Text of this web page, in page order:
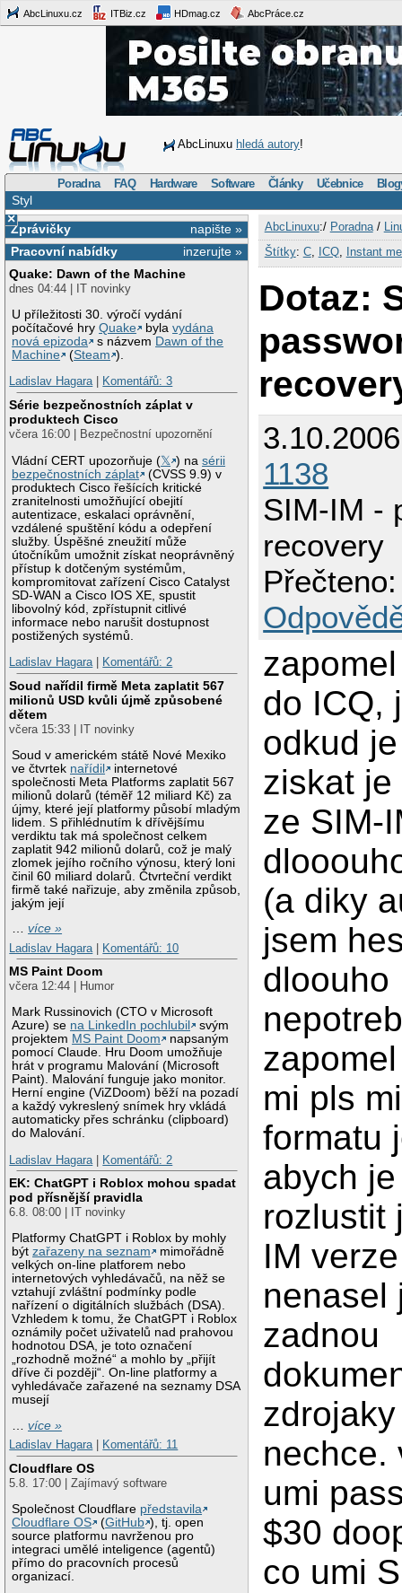
AbcLinuxu.cz ITBiz.cz HDmag.cz AbcPráce.cz
AbcLinuxu hledá autory!
Poradna FAQ Hardware Software Články Učebnice
Styl
×
napište »
Zprávičky
inzerujte »
Pracovní nabídky
Quake: Dawn of the Machine
dnes 04:44 | IT novinky
U příležitosti 30. výročí vydání
počítačové hryQuake bylavydána
nová epizoda
s názvem Dawn of the
Machine
(Steam ).
Ladislav Hagara| Komentářů: 3
Série bezpečnostních záplat v
produktech Cisco
včera 16:00 | Bezpečnostní upozornění
Vládní CERT upozorňuje (𝕏 ) nasérii
bezpečnostních záplat
(CVSS 9.9) v
produktech Cisco řešících kritické
zranitelnosti umožňující obejití
autentizace, eskalaci oprávnění,
vzdálené spuštění kódu a odepření
služby. Úspěšné zneužití může
útočníkům umožnit získat neoprávněný
přístup k dotčeným systémům,
kompromitovat zařízení Cisco Catalyst
SD-WAN a Cisco IOS XE, spustit
libovolný kód, zpřístupnit citlivé
informace nebo narušit dostupnost
postižených systémů.
Ladislav Hagara| Komentářů: 2
Soud nařídil firmě Meta zaplatit 567
milionů USD kvůli újmě způsobené
dětem
včera 15:33 | IT novinky
Soud v americkém státě Nové Mexiko
ve čtvrtek nařídil
internetové
společnosti Meta Platforms zaplatit 567
milionů dolarů (téměř 12 miliard Kč) za
újmy, které její platformy působí mladým
lidem. S přihlédnutím k dřívějšímu
verdiktu tak má společnost celkem
zaplatit 942 milionů dolarů, což je malý
zlomek jejího ročního výnosu, který loni
činil 60 miliard dolarů. Čtvrteční verdikt
firmě také nařizuje, aby změnila způsob,
jakým její
…více »
Ladislav Hagara
Komentářů: 10
MS Paint Doom
včera 12:44 | Humor
Mark Russinovich (CTO v Microsoft
Azure) se na LinkedIn pochlubil
svým
projektem MS Paint Doom
napsaným
pomocí Claude. Hru Doom umožňuje
hrát v programu Malování (Microsoft
Paint). Malování funguje jako monitor.
Herní engine (ViZDoom) běží na pozadí
a každý vykreslený snímek hry vkládá
automaticky přes schránku (clipboard)
do Malování.
Ladislav Hagara
Komentářů: 2
EK: ChatGPT i Roblox mohou spadat
pod přísnější pravidla
6.8. 08:00 | IT novinky
Platformy ChatGPT i Roblox by mohly
býtzařazeny na seznam
mimořádně
velkých on-line platforem nebo
internetových vyhledávačů, na něž se
vztahují zvláštní podmínky podle
nařízení o digitálních službách (DSA).
Vzhledem k tomu, že ChatGPT i Roblox
oznámily počet uživatelů nad prahovou
hodnotou DSA, je toto označení
„rozhodně možné“ a mohlo by „přijít
dříve či později“. On-line platformy a
vyhledávače zařazené na seznamy DSA
musejí
…více »
Ladislav Hagara| Komentářů: 11
Cloudflare OS
5.8. 17:00 | Zajímavý software
Společnost Cloudflare představila
Cloudflare OS
(GitHub ), tj. open
source platformu navrženou pro
integraci umělé inteligence (agentů)
přímo do pracovních procesů
organizací.
AbcLinuxu:/ Poradna/
Štítky: C, ICQ, Instant
Dotaz:
1138
SIM-IM -
recovery
do ICQ,
odkud
ziskat
ze SIM-
(a diky
jsem
dloouho
mi pls
formatu
abych
rozlustit
IM
nenasel
zadnou
nechce.
umi
$30
co umi